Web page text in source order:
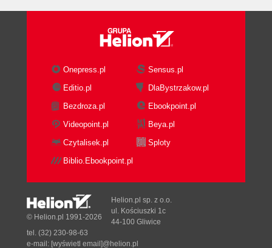
Onepress.pl
Sensus.pl
Editio.pl
DlaBystrzakow.pl
Bezdroza.pl
Ebookpoint.pl
Videopoint.pl
Beya.pl
Czytalisek.pl
Sploty
Biblio.Ebookpoint.pl
© Helion.pl 1991-2026
Helion.pl sp. z o.o.
ul. Kościuszki 1c
44-100 Gliwice
tel. (32) 230-98-63
e-mail: [wyświetl email]@helion.pl